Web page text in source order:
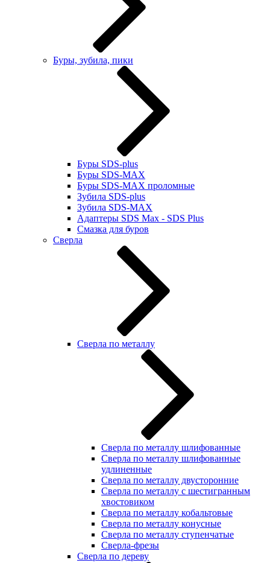
Буры, зубила, пики
Буры SDS-plus
Буры SDS-MAX
Буры SDS-MAX проломные
Зубила SDS-plus
Зубила SDS-MAX
Адаптеры SDS Max - SDS Plus
Смазка для буров
Сверла
Сверла по металлу
Сверла по металлу шлифованные
Сверла по металлу шлифованные
удлиненные
Сверла по металлу двусторонние
Сверла по металлу с шестигранным
хвостовиком
Сверла по металлу кобальтовые
Сверла по металлу конусные
Сверла по металлу ступенчатые
Сверла-фрезы
Сверла по дереву